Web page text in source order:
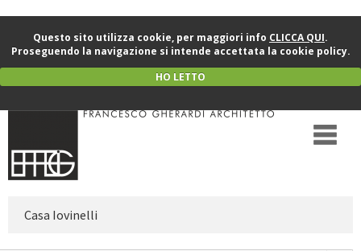
Questo sito utilizza cookie, per maggiori info CLICCA QUI.
Proseguendo la navigazione si intende accettata la cookie policy.
HO LETTO
Casa Iovinelli